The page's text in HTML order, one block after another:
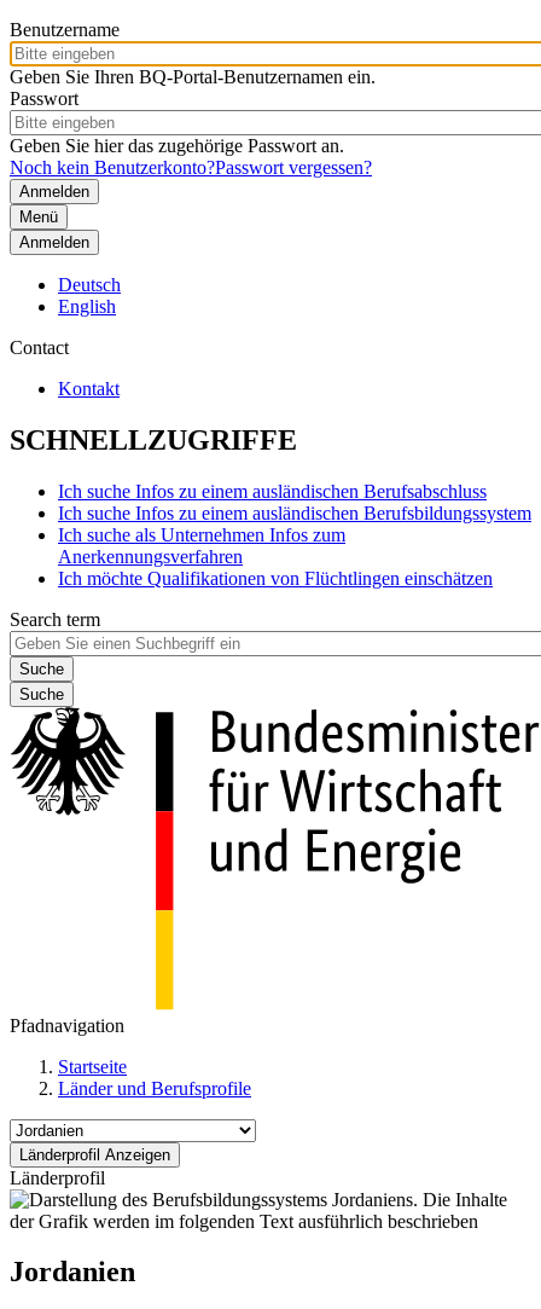
Benutzername
Geben Sie Ihren BQ-Portal-Benutzernamen ein.
Passwort
Geben Sie hier das zugehörige Passwort an.
Noch kein Benutzerkonto?Passwort vergessen?
Menü
Anmelden
Deutsch
English
Contact
Kontakt
SCHNELLZUGRIFFE
Ich suche Infos zu einem ausländischen Berufsabschluss
Ich suche Infos zu einem ausländischen Berufsbildungssystem
Ich suche als Unternehmen Infos zum
Anerkennungsverfahren
Ich möchte Qualifikationen von Flüchtlingen einschätzen
Search term
Suche
Pfadnavigation
Startseite
Länder und Berufsprofile
Länderprofil
Jordanien